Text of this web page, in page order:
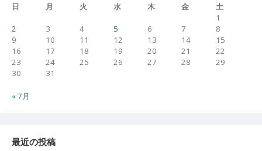
日
月 火 水 木 金
土
1
2
3 4 5 6 7
8
9
10 11 12 13 14
15
16
17 18 19 20 21
22
23
24 25 26 27 28
29
30
31
« 7月
最近の投稿